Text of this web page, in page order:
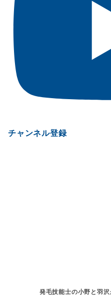
チャンネル登録
発毛技能士の小野と羽